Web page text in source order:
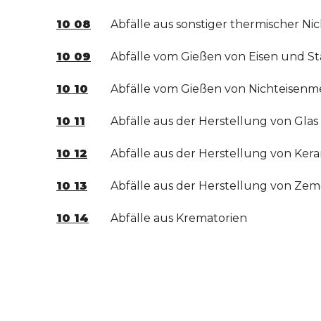
10 08 Abfälle aus sonstiger thermischer
10 09 Abfälle vom Gießen von Eisen und
10 10 Abfälle vom Gießen von
10 11 Abfälle aus der Herstellung von
10 12 Abfälle aus der Herstellung von
10 13 Abfälle aus der Herstellung von
10 14 Abfälle aus Krematorien